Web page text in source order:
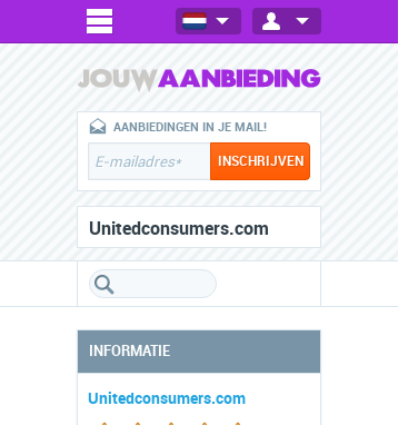
AANBIEDINGEN IN JE MAIL!
Unitedconsumers.com
INFORMATIE
Unitedconsumers.com